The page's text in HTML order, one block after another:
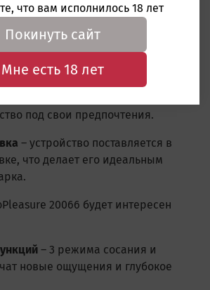
C– быстрая и удобная зарядка
кабель типа C позволяет
без длительного ожидания.
– понятное руководство
под свои предпочтения.
– устройство поставляется в
что делает его идеальным
20066 будет интересен
– 3 режима сосания и
новые ощущения и глубокое
что вам исполнилось 18 лет
Покинуть сайт
Мне есть 18 лет